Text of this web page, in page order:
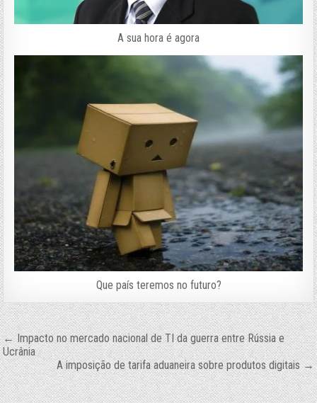
A sua hora é agora
Que país teremos no futuro?
Navegação
de
Post
← Impacto no mercado nacional de TI da guerra entre Rússia e
Ucrânia
A imposição de tarifa aduaneira sobre produtos digitais →